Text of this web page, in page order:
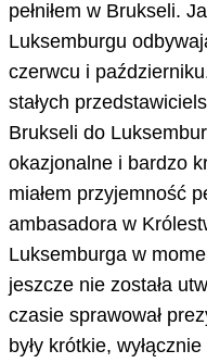
pełniłem w Brukseli.
Luksemburgu
czerwcu i
stałych
Brukseli do
okazjonalne i bardzo
miałem przyjemność
ambasadora w
Luksemburga w
jeszcze nie została
czasie sprawował
były krótkie,